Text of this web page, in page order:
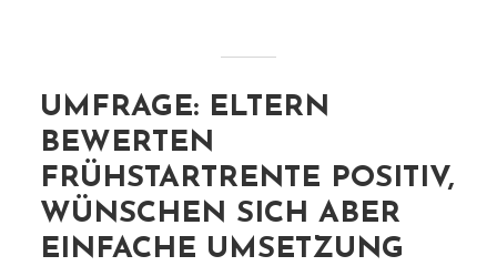
UMFRAGE: ELTERN
BEWERTEN
FRÜHSTARTRENTE POSITIV,
WÜNSCHEN SICH ABER
EINFACHE UMSETZUNG